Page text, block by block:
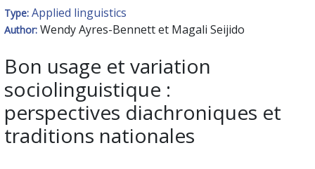
Type: Applied linguistics
Author: Wendy Ayres-Bennett et Magali Seijido
Bon usage et variation
sociolinguistique :
perspectives diachroniques et
traditions nationales